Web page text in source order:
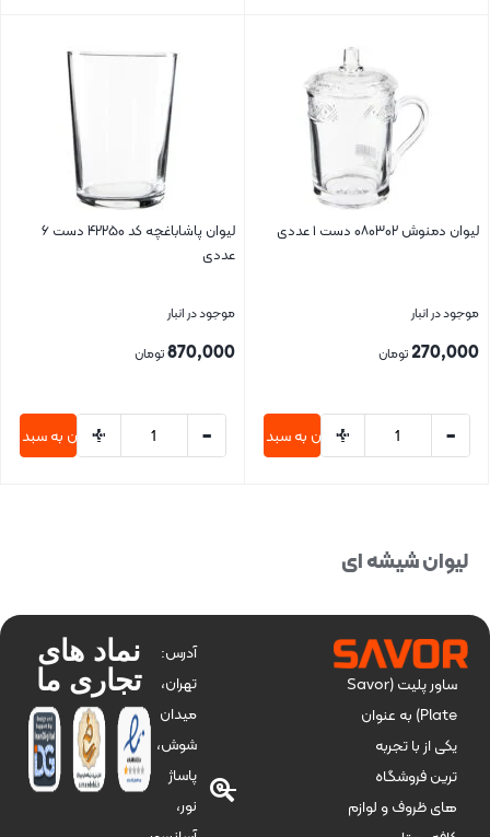
لیوان دمنوش ۰۸۰۳۰۲ دست ۱ عددی
موجود در انبار
270,000 تومان
-
+
افزودن به سبد خرید
لیوان پاشاباغچه کد ۴۲۲۵۰ دست ۶
عددی
موجود در انبار
870,000تومان
-
+
افزودن به سبد
لیوان شیشه ای
ساور پلیت (Savor
Plate) به عنوان
یکی از با تجربه
ترین فروشگاه
های ظروف و لوازم
آدرس:
تهران،
میدان
شوش،
پاساژ
نور،
نماد های
تجاری ما